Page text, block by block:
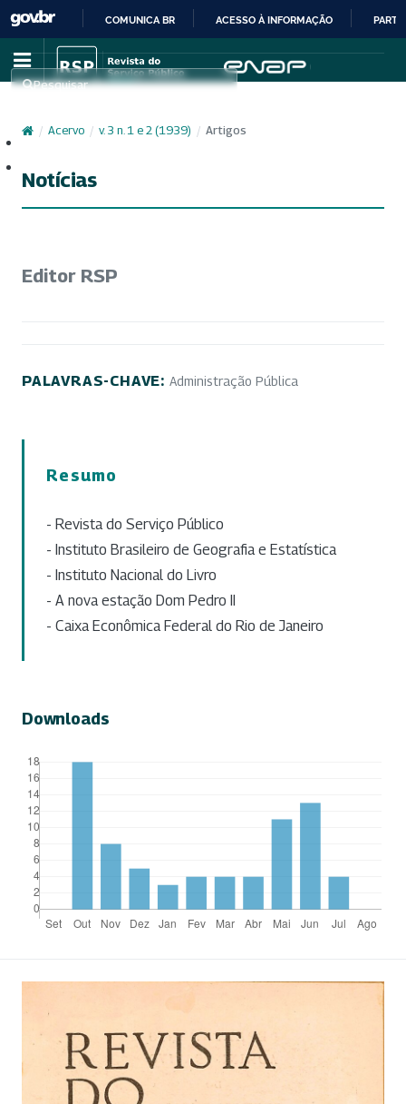
IR
PARA
CONTEÚDO
COMUNICA BR ACESSO À INFORMAÇÃO
Pesquisar
/ Acervo / v. 3 n. 1 e 2 (1939) / Artigos
Notícias
Editor RSP
PALAVRAS-CHAVE: Administração Pública
Resumo
- Revista do Serviço Público
- Instituto Brasileiro de Geografia e Estatística
- Instituto Nacional do Livro
- A nova estação Dom Pedro II
- Caixa Econômica Federal do Rio de Janeiro
Downloads